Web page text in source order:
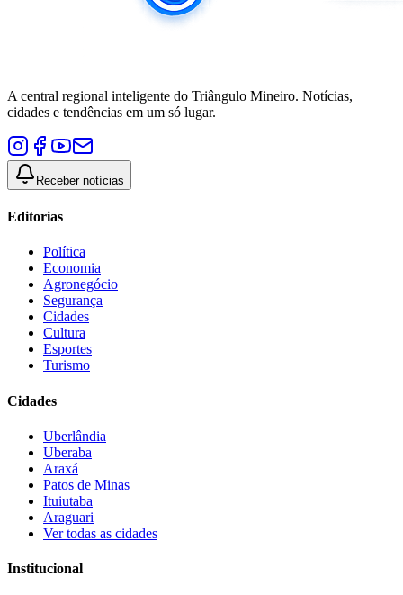
A central regional inteligente do Triângulo Mineiro. Notícias,
cidades e tendências em um só lugar.
Receber notícias
Editorias
Política
Economia
Agronegócio
Segurança
Cidades
Cultura
Esportes
Turismo
Cidades
Uberlândia
Uberaba
Araxá
Patos de Minas
Ituiutaba
Araguari
Ver todas as cidades
Institucional